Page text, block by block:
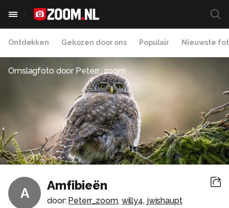
Ontdekken Gekozen door ons Populair Nieuwste
Omslagfoto door Peterr_zoom
A
Amfibieën
door: Peterr_zoom, willy4, jwishaupt